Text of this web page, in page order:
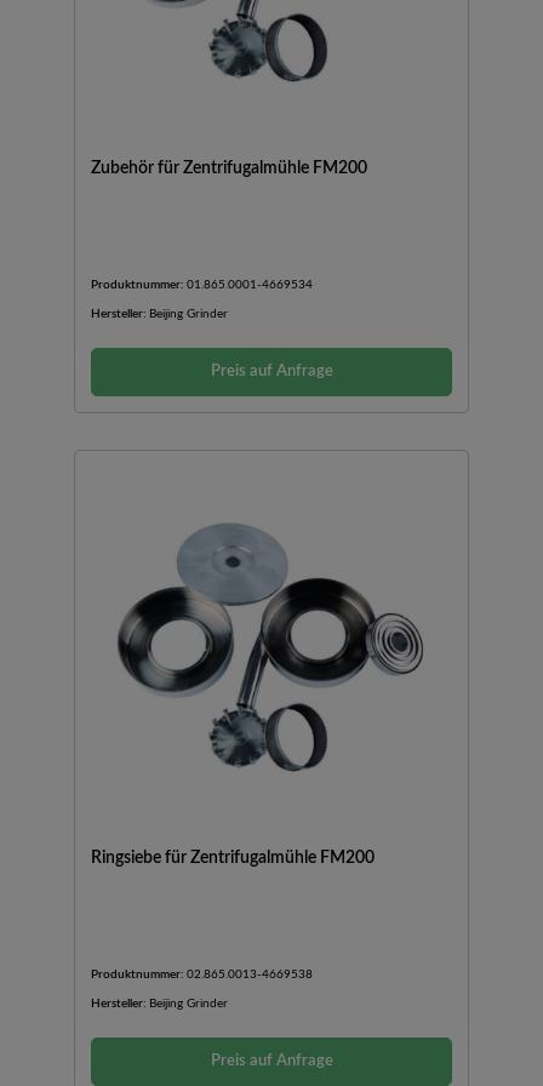
Zubehör für Zentrifugalmühle FM200
Produktnummer: 01.865.0001-4669534
Hersteller: Beijing Grinder
Preis auf Anfrage
Ringsiebe für Zentrifugalmühle FM200
Produktnummer: 02.865.0013-4669538
Hersteller: Beijing Grinder
Preis auf Anfrage